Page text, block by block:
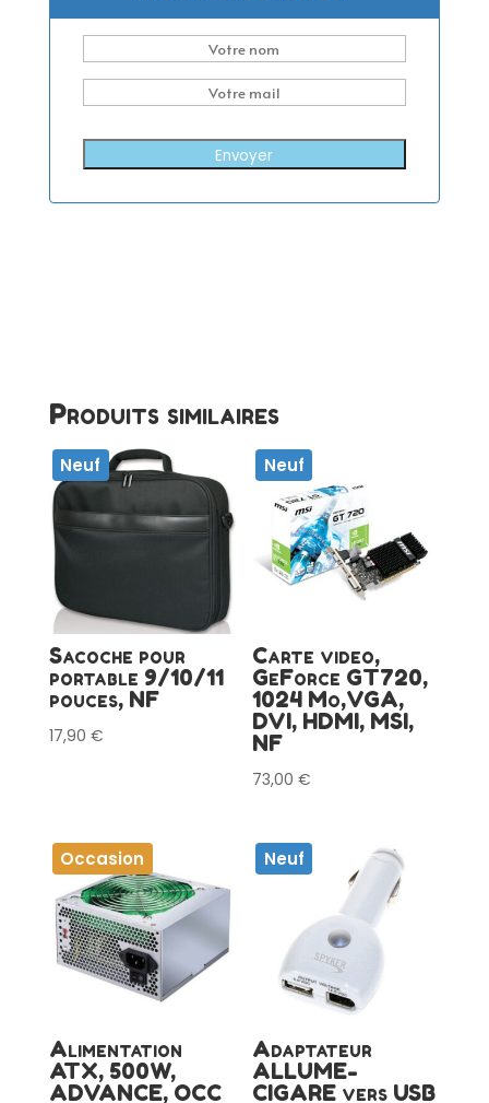
Envoyer
Produits similaires
Neuf
Sacoche pour
portable 9/10/11
pouces, NF
17,90 €
Neuf
Carte video,
GeForce GT720,
1024 Mo,VGA,
DVI, HDMI, MSI,
NF
73,00€
Occasion
Alimentation
ATX, 500W,
ADVANCE, OCC
Neuf
Adaptateur
ALLUME-
CIGARE vers USB